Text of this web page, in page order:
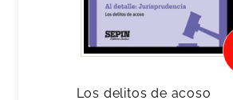
Los delitos de acoso